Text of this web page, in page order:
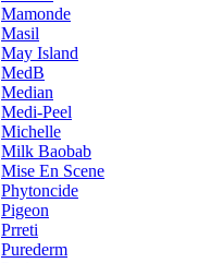
Mamonde
Masil
May Island
MedB
Median
Medi-Peel
Michelle
Milk Baobab
Mise En Scene
Phytoncide
Pigeon
Prreti
Purederm